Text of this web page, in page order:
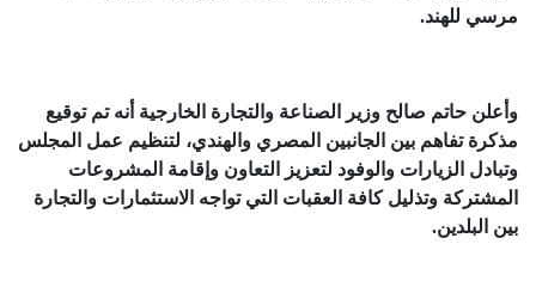
مرسي للهند.
وأعلن حاتم صالح وزير الصناعة والتجارة الخارجية أنه تم توقيع
مذكرة تفاهم بين الجانبين المصري والهندي، لتنظيم عمل المجلس
وتبادل الزيارات والوفود لتعزيز التعاون وإقامة المشروعات
المشتركة وتذليل كافة العقبات التي تواجه الاستثمارات والتجارة
بين البلدين.